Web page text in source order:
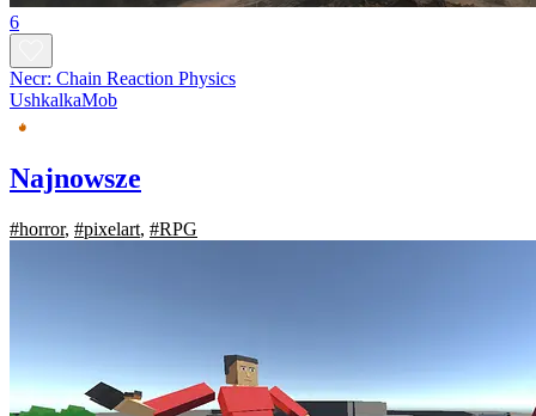
6
Necr: Chain Reaction Physics
UshkalkaMob
Najnowsze
#horror, #pixelart, #RPG